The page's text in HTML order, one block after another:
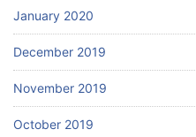
January 2020
December 2019
November 2019
October 2019